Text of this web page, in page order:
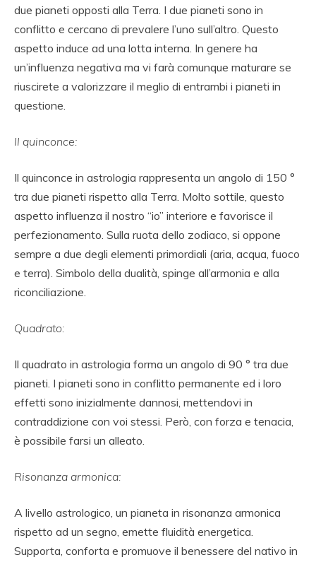
due pianeti opposti alla Terra. I due pianeti sono in
conflitto e cercano di prevalere l’uno sull’altro. Questo
aspetto induce ad una lotta interna. In genere ha
un’influenza negativa ma vi farà comunque maturare se
riuscirete a valorizzare il meglio di entrambi i pianeti in
questione.
Il quinconce:
Il quinconce in astrologia rappresenta un angolo di 150 °
tra due pianeti rispetto alla Terra. Molto sottile, questo
aspetto influenza il nostro “io” interiore e favorisce il
perfezionamento. Sulla ruota dello zodiaco, si oppone
sempre a due degli elementi primordiali (aria, acqua, fuoco
e terra). Simbolo della dualità, spinge all’armonia e alla
riconciliazione.
Quadrato:
Il quadrato in astrologia forma un angolo di 90 ° tra due
pianeti. I pianeti sono in conflitto permanente ed i loro
effetti sono inizialmente dannosi, mettendovi in
contraddizione con voi stessi. Però, con forza e tenacia,
è possibile farsi un alleato.
Risonanza armonica:
A livello astrologico, un pianeta in risonanza armonica
rispetto ad un segno, emette fluidità energetica.
Supporta, conforta e promuove il benessere del nativo in